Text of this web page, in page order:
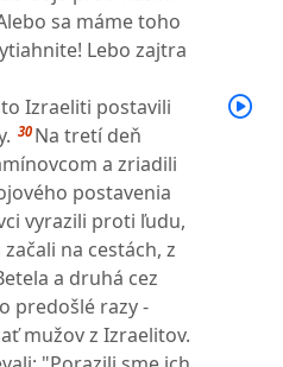
sa máme toho
Lebo zajtra
Izraeliti postavili
30 Na tretí deň
a zriadili
postavenia
vyrazili proti ľudu,
na cestách, z
a druhá cez
predošlé razy -
mužov z Izraelitov.